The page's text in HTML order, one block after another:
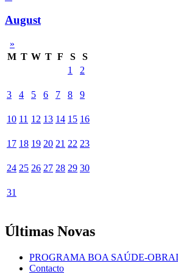
August
»
M T W T F S
S
1
2
3 4 5 6 7 8 9
10 11 12 13 14 15 16
17 18 19 20 21 22 23
24 25 26 27 28 29 30
31
Últimas Novas
PROGRAMA BOA SAÚDE-
Contacto